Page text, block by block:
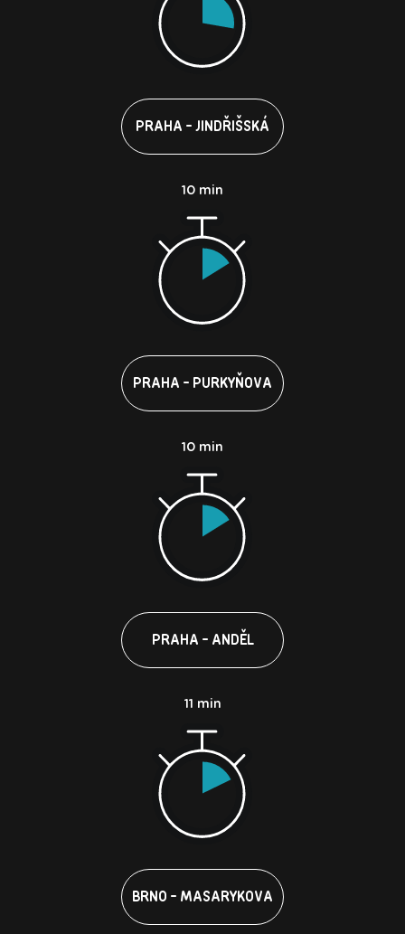
PRAHA - JINDŘIŠSKÁ
10 min
PRAHA - PURKYŇOVA
10 min
PRAHA - ANDĚL
11 min
BRNO - MASARYKOVA